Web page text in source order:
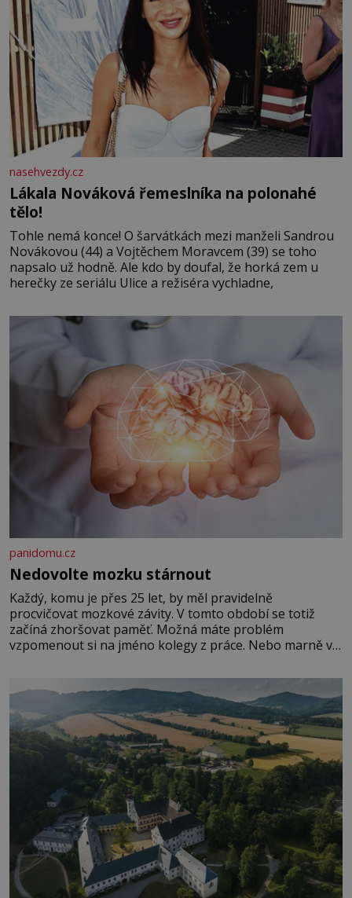
nasehvezdy.cz
Lákala Nováková řemeslníka na polonahé
tělo!
Tohle nemá konce! O šarvátkách mezi manželi Sandrou
Novákovou (44) a Vojtěchem Moravcem (39) se toho
napsalo už hodně. Ale kdo by doufal, že horká zem u
herečky ze seriálu Ulice a režiséra vychladne,
panidomu.cz
Nedovolte mozku stárnout
Každý, komu je přes 25 let, by měl pravidelně
procvičovat mozkové závity. V tomto období se totiž
začíná zhoršovat paměť. Možná máte problém
vzpomenout si na jméno kolegy z práce. Nebo marně v
Je to opravdu tak, s věkem jako kdyby se paměť
rozhodla stávkovat. Cvičte